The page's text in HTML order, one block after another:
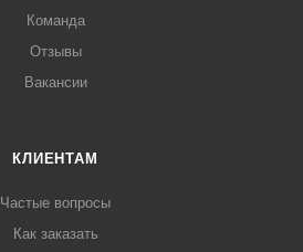
Команда
Отзывы
Вакансии
КЛИЕНТАМ
Частые вопросы
Как заказать